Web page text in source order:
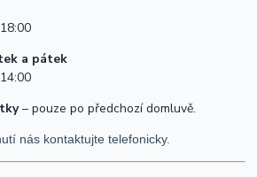
a pátek
– pouze po předchozí domluvě.
nás kontaktujte telefonicky.